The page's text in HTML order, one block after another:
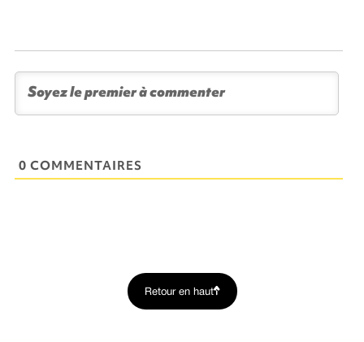
0 COMMENTAIRES
Retour en haut